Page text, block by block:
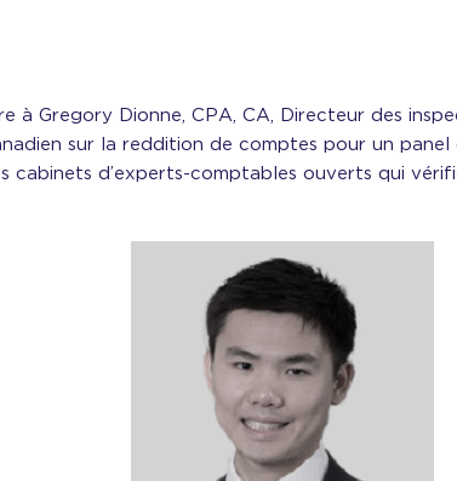
à Gregory Dionne, CPA, CA, Directeur des
sur la reddition de comptes­­ pour un panel
cabinets d’experts-comptables ouverts qui